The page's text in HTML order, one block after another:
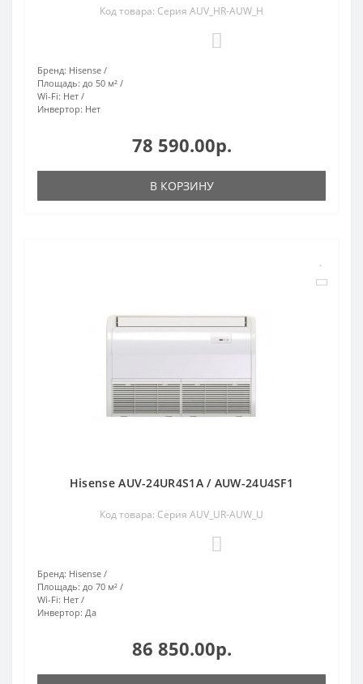
Код товара: Серия AUV_HR-AUW_H
Бренд: Hisense
Площадь: до 50 м²
Wi-Fi: Нет
Инвертор: Нет
78 590.00р.
В КОРЗИНУ
Hisense AUV-24UR4S1A / AUW-24U4SF1
Код товара: Серия AUV_UR-AUW_U
Бренд: Hisense
Площадь: до 70 м²
Wi-Fi: Нет
Инвертор: Да
86 850.00р.